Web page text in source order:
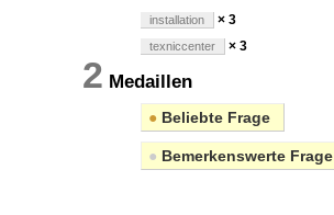
installation × 3
texniccenter × 3
2 Medaillen
● Beliebte Frage
● Bemerkenswerte Frage